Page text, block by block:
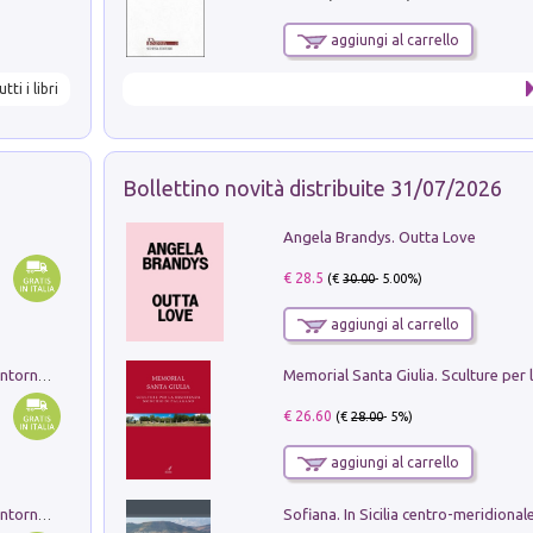
i libri
aggiungi al carrello
Ruderi delle ville Romano Sabine nei dintorni di Poggio Mirteto. Illustrati dal dott.re prof.re cav.re Ercole Nardi regio ispettore degli scavi e monumenti. Anno 1885. Tavole e studio. Con 25 tavole fuori testo in cartella editoriale
Bollettino novità distribuite 31/07/2026
Angela Brandys. Outta Love
€ 28.5 (€30.00- 5.00%)
aggiungi al carrello
€ 26.60 (€28.00- 5%)
aggiungi al carrello